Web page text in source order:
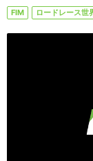
FIM ロードレース世